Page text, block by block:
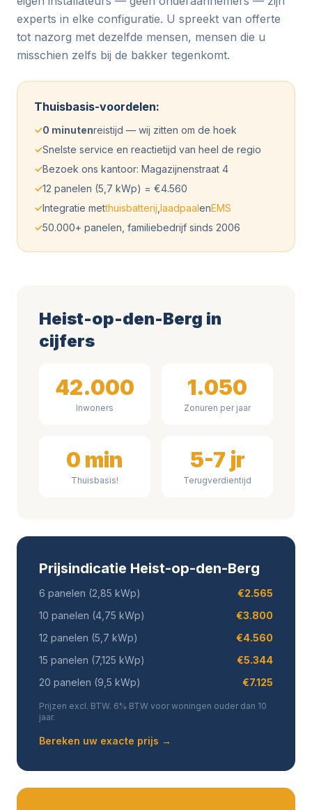
experts in elke configuratie. U spreekt van offerte
tot nazorg met dezelfde mensen, mensen die u
misschien zelfs bij de bakker tegenkomt.
Thuisbasis-voordelen:
✓0 minutenreistijd — wij zitten om de hoek
✓Snelste service en reactietijd van heel de regio
✓Bezoek ons kantoor: Magazijnenstraat 4
✓12 panelen (5,7 kWp) = €4.560
✓Integratie metthuisbatterij laadpaalenEMS
✓50.000+ panelen, familiebedrijf sinds 2006
Heist-op-den-Berg in
cijfers
42.000
Inwoners
1.050
Zonuren per jaar
0 min
Thuisbasis!
5-7 jr
Terugverdientijd
Prijsindicatie Heist-op-den-Berg
6 panelen (2,85 kWp)
€2.565
10 panelen (4,75 kWp)
€3.800
12 panelen (5,7 kWp)
€4.560
15 panelen (7,125 kWp)
€5.344
20 panelen (9,5 kWp)
€7.125
Prijzen excl. BTW. 6% BTW voor woningen ouder dan 10
jaar.
Bereken uw exacte prijs →